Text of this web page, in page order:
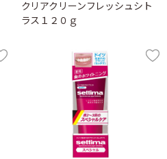
クリアクリーンフレッシュシト
ラス１２０ｇ